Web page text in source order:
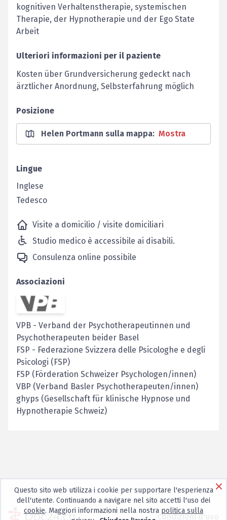
kognitiven Verhaltenstherapie, systemischen
Therapie, der Hypnotherapie und der Ego State
Arbeit
Ulteriori informazioni per il paziente
Kosten über Grundversicherung gedeckt nach
ärztlicher Anordnung, Selbsterfahrung möglich
Posizione
Helen Portmann sulla mappa: Mostra
Lingue
Inglese
Tedesco
Visite a domicilio / visite domiciliari
Studio medico è accessibile ai disabili.
Consulenza online possibile
Associazioni
VPB - Verband der Psychotherapeutinnen und
Psychotherapeuten beider Basel
FSP - Federazione Svizzera delle Psicologhe e degli
Psicologi (FSP)
FSP (Förderation Schweizer Psychologen/innen)
VBP (Verband Basler Psychotherapeuten/innen)
ghyps (Gesellschaft für klinische Hypnose und
Hypnotherapie Schweiz)
Condizioni d'uso
Questo sito web utilizza i cookie per supportare l'esperienza
dell'utente. Continuando a navigare nel sito accetti l'uso dei
cookie. Maggiori informazioni nella nostra politica sulla